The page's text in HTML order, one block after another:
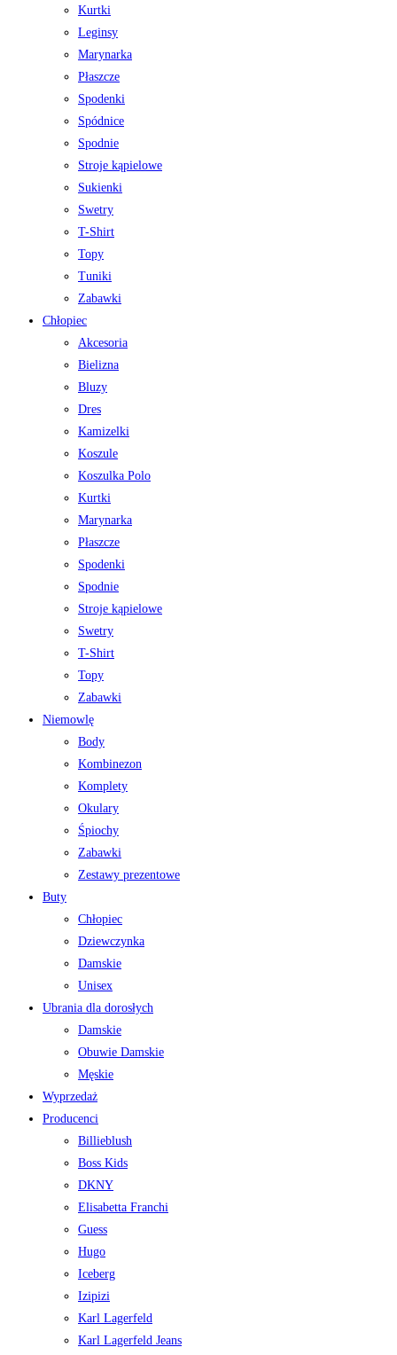
Kurtki
Leginsy
Marynarka
Płaszcze
Spodenki
Spódnice
Spodnie
Stroje kąpielowe
Sukienki
Swetry
T-Shirt
Topy
Tuniki
Zabawki
Chłopiec
Akcesoria
Bielizna
Bluzy
Dres
Kamizelki
Koszule
Koszulka Polo
Kurtki
Marynarka
Płaszcze
Spodenki
Spodnie
Stroje kąpielowe
Swetry
T-Shirt
Topy
Zabawki
Niemowlę
Body
Kombinezon
Komplety
Okulary
Śpiochy
Zabawki
Zestawy prezentowe
Buty
Chłopiec
Dziewczynka
Damskie
Unisex
Ubrania dla dorosłych
Damskie
Obuwie Damskie
Męskie
Wyprzedaż
Producenci
Billieblush
Boss Kids
DKNY
Elisabetta Franchi
Guess
Hugo
Iceberg
Izipizi
Karl Lagerfeld
Karl Lagerfeld Jeans